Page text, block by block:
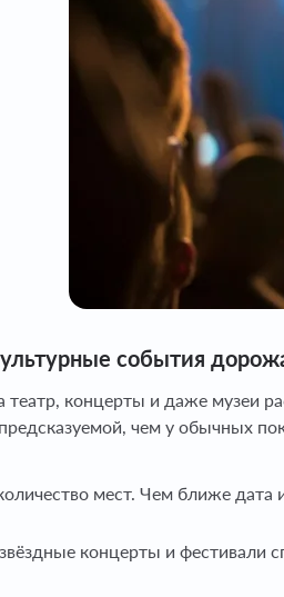
события
театр, концерты и даже музеи
чем у обычных
мест. Чем ближе
концерты и фестивали